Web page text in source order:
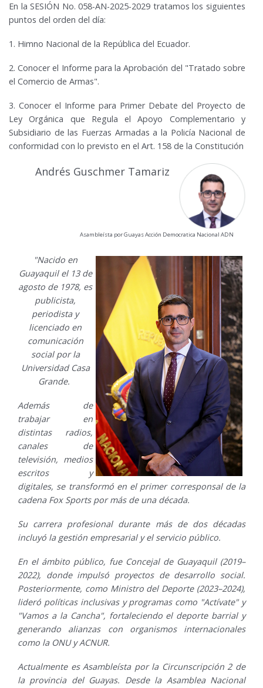
En la SESIÓN No. 058-AN-2025-2029 tratamos los siguientes
puntos del orden del día:
1. Himno Nacional de la República del Ecuador.
2. Conocer el Informe para la Aprobación del "Tratado sobre
el Comercio de Armas".
3. Conocer el Informe para Primer Debate del Proyecto de
Ley Orgánica que Regula el Apoyo Complementario y
Subsidiario de las Fuerzas Armadas a la Policía Nacional de
conformidad con lo previsto en el Art. 158 de la Constitución
Andrés Guschmer Tamariz
Asambleísta por Guayas Acción Democratica Nacional ADN
"Nacido en
Guayaquil el 13 de
agosto de 1978, es
publicista,
periodista y
licenciado en
comunicación
social por la
Universidad Casa
Grande.
Además de
trabajar en
distintas radios,
canales de
televisión, medios
escritos y
digitales, se transformó en el primer corresponsal de la
cadena Fox Sports por más de una década.
Su carrera profesional durante más de dos décadas
incluyó la gestión empresarial y el servicio público.
En el ámbito público, fue Concejal de Guayaquil (2019–
2022), donde impulsó proyectos de desarrollo social.
Posteriormente, como Ministro del Deporte (2023–2024),
lideró políticas inclusivas y programas como "Actívate" y
"Vamos a la Cancha", fortaleciendo el deporte barrial y
generando alianzas con organismos internacionales
como la ONU y ACNUR.
Actualmente es Asambleísta por la Circunscripción 2 de
la provincia del Guayas. Desde la Asamblea Nacional